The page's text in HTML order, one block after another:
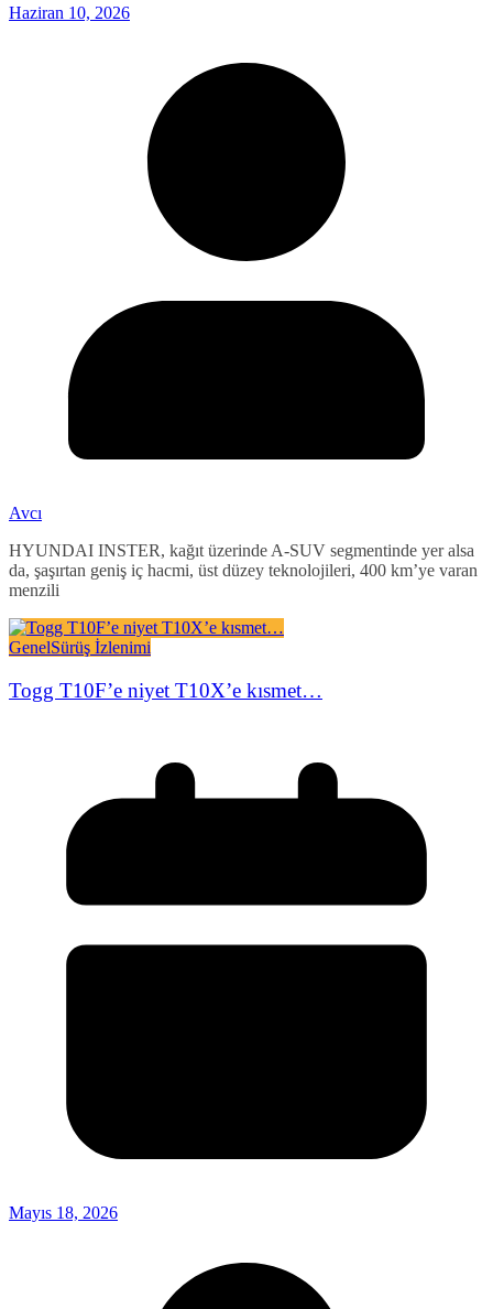
Haziran 10, 2026
Avcı
HYUNDAI INSTER, kağıt üzerinde A-SUV segmentinde yer alsa
da, şaşırtan geniş iç hacmi, üst düzey teknolojileri, 400 km’ye varan
menzili
GenelSürüş İzlenimi
Togg T10F’e niyet T10X’e kısmet…
Mayıs 18, 2026